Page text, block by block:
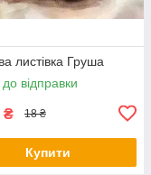
листівка Груша
відправки
₴ 18 ₴
Купити